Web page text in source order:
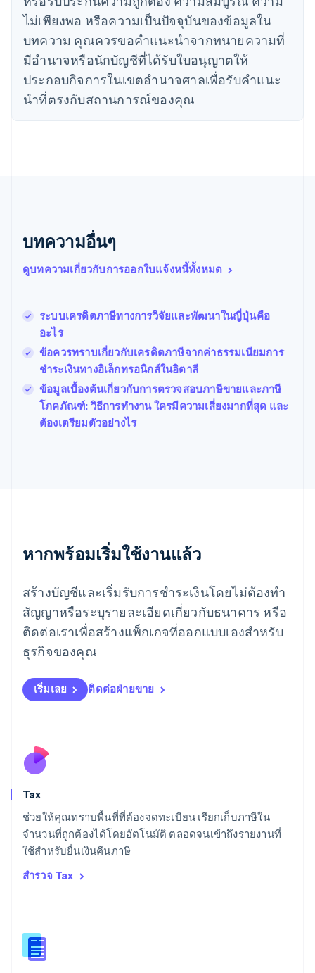
ไม่เพียงพอ หรือความเป็นปัจจุบันของข้อมูลใน
บทความ คุณควรขอคําแนะนําจากทนายความที่
มีอํานาจหรือนักบัญชีที่ได้รับใบอนุญาตให้
ประกอบกิจการในเขตอํานาจศาลเพื่อรับคําแนะ
นําที่ตรงกับสถานการณ์ของคุณ
บทความอื่นๆ
ดูบทความเกี่ยวกับการออกใบแจ้งหนี้ทั้งหมด
ระบบเครดิตภาษีทางการวิจัยและพัฒนาในญี่ปุ่นคือ
อะไร
ข้อควรทราบเกี่ยวกับเครดิตภาษีจากค่าธรรมเนียมการ
ชำระเงินทางอิเล็กทรอนิกส์ในอิตาลี
ข้อมูลเบื้องต้นเกี่ยวกับการตรวจสอบภาษีขายและภาษี
โภคภัณฑ์: วิธีการทํางาน ใครมีความเสี่ยงมากที่สุด และ
ต้องเตรียมตัวอย่างไร
หากพร้อมเริ่มใช้งานแล้ว
สร้างบัญชีและเริ่มรับการชำระเงินโดยไม่ต้องทำ
สัญญาหรือระบุรายละเอียดเกี่ยวกับธนาคาร หรือ
ติดต่อเราเพื่อสร้างแพ็กเกจที่ออกแบบเองสำหรับ
ธุรกิจของคุณ
เริ่มเลย ติดต่อฝ่ายขาย
Tax
ช่วยให้คุณทราบพื้นที่ที่ต้องจดทะเบียน เรียกเก็บภาษีใน
จำนวนที่ถูกต้องได้โดยอัตโนมัติ ตลอดจนเข้าถึงรายงานที่
ใช้สำหรับยื่นเงินคืนภาษี
สำรวจ Tax
จีนแผ่นดินใหญ่
简体中文English
ไซปรัส
ญี่ปุ่น
日本語English
เดนมาร์ก
ไทย
บราซิล
บัลแกเรีย
NederlandsFrançaisDeutschEnglish
โปรตุเกส
โปแลนด์
English
ฝรั่งเศส
Français English
ฟินแลนด์
EnglishSvenska
เยอรมนี
โรมาเนีย
English
ลักเซมเบิร์ก
FrançaisDeutschEnglish
ลัตเวีย
English
Deutsch English
ลิทัวเนีย
สโลวาเกีย
English
สวิตเซอร์แลนด์
Deutsch FrançaisItaliano English
สวีเดน
SvenskaEnglish
สหรัฐอเมริกา
EnglishEspañol
English
สาธารณรัฐเช็ก